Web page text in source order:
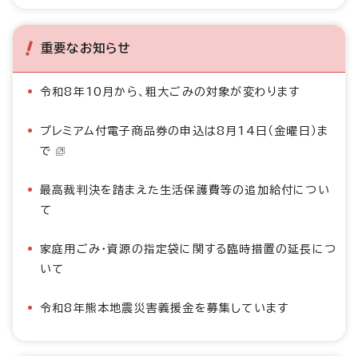
重要なお知らせ
令和8年10月から、粗大ごみの対象が変わります
プレミアム付電子商品券の申込は8月14日（金曜日）ま
で
最高裁判決を踏まえた生活保護費等の追加給付につい
て
家庭用ごみ・資源の指定袋に関する臨時措置の延長につ
いて
令和8年熊本地震災害義援金を募集しています